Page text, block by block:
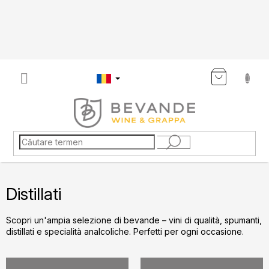
COŞ
Distillati
Scopri un'ampia selezione di bevande – vini di qualità, spumanti,
distillati e specialità analcoliche. Perfetti per ogni occasione.